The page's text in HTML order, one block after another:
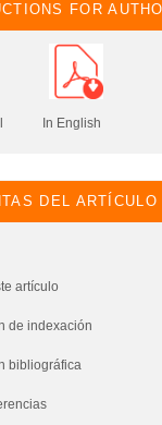
FOR
In English
DEL ARTÍCULO
artículo
de indexación
bibliográfica